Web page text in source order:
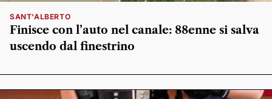
SANT'ALBERTO
Finisce con l’auto nel canale: 88enne si salva
uscendo dal finestrino